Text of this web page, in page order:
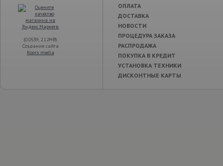
(0.0539, 2.12MB)
Создание сайта
Koors media
ОПЛАТА
ДОСТАВКА
НОВОСТИ
ПРОЦЕДУРА ЗАКАЗА
РАСПРОДАЖА
ПОКУПКА В КРЕДИТ
УСТАНОВКА ТЕХНИКИ
ДИСКОНТНЫЕ КАРТЫ